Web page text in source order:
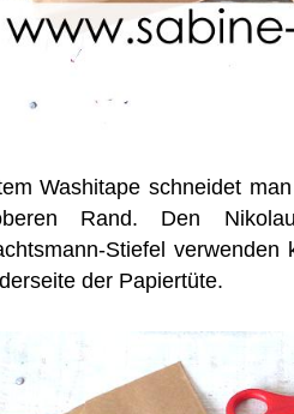
Washitape schneidet
Rand. Den
Stiefel
der Papiertüte.